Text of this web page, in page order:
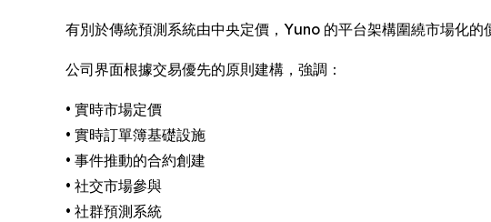
有別於傳統預測系統由中央定價，Yuno 的平台架構圍繞市場化
公司界面根據交易優先的原則建構，強調：
• 實時市場定價
• 實時訂單簿基礎設施
• 事件推動的合約創建
• 社交市場參與
• 社群預測系統